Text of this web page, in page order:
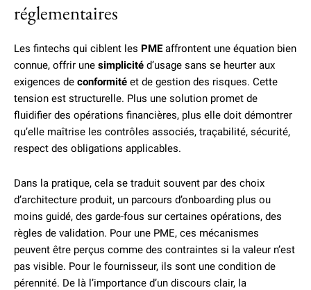
réglementaires
Les fintechs qui ciblent les PMEaffrontent une équation bien
connue, offrir une simplicité d’usage sans se heurter aux
exigences de conformité et de gestion des risques. Cette
tension est structurelle. Plus une solution promet de
fluidifier des opérations financières, plus elle doit démontrer
qu’elle maîtrise les contrôles associés, traçabilité, sécurité,
respect des obligations applicables.
Dans la pratique, cela se traduit souvent par des choix
d’architecture produit, un parcours d’onboarding plus ou
moins guidé, des garde-fous sur certaines opérations, des
règles de validation. Pour une PME, ces mécanismes
peuvent être perçus comme des contraintes si la valeur n’est
pas visible. Pour le fournisseur, ils sont une condition de
pérennité. De là l’importance d’un discours clair, la